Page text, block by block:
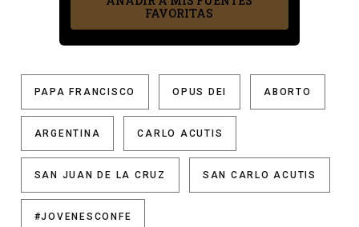
FAVORITAS
PAPA FRANCISCO OPUS DEI ABORTO
ARGENTINA CARLO ACUTIS
SAN JUAN DE LA CRUZ SAN CARLO ACUTIS
#JOVENESCONFE